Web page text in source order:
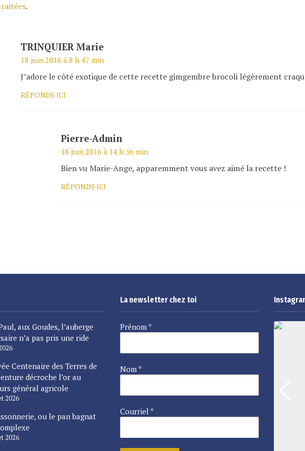
.
TRINQUIER Marie
18 juin 2016 à 8 h 47 min
J’adore le côté exotique de cette recette gimgembre brocoli légèrement
RÉPONDS ICI
Pierre-Admin
18 juin 2016 à 14 h 56 min
Bien vu Marie-Ange, apparemment vous avez aimé la recette !
RÉPONDS ICI
aux Goudes, l’auberge
n’a pas pris une ride
Centenaire des Terres de
décroche l’or au
général agricole
2026
ou le pan bagnat
2026
La newsletter chez toi
Prénom *
Nom *
Courriel *